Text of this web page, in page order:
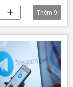
Thêm 9